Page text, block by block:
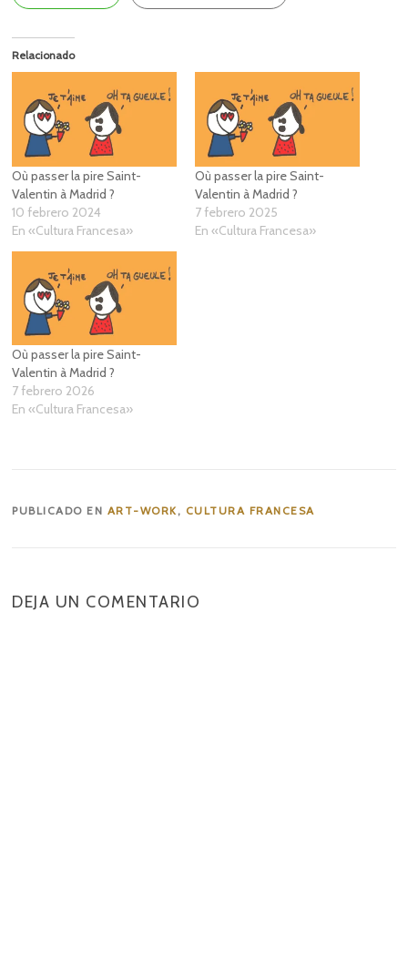
Relacionado
Où passer la pire Saint-
Valentin à Madrid ?
10 febrero 2024
En «Cultura Francesa»
Où passer la pire Saint-
Valentin à Madrid ?
7 febrero 2025
En «Cultura Francesa»
Où passer la pire Saint-
Valentin à Madrid ?
7 febrero 2026
En «Cultura Francesa»
PUBLICADO EN ART-WORK , CULTURA FRANCESA
DEJA UN COMENTARIO